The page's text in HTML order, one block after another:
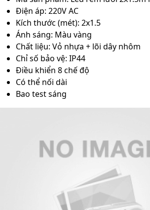
Điện áp: 220V AC
Kích thước (mét): 2x1.5
Ánh sáng: Màu vàng
Chất liệu: Vỏ nhựa + lõi dây nhôm
Chỉ số bảo vệ: IP44
Điều khiển 8 chế độ
Có thể nối dài
Bao test sáng